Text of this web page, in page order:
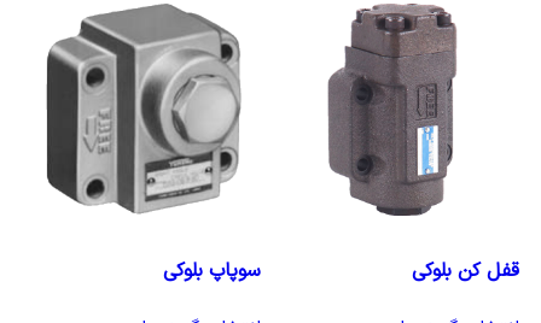
قفل کن بلوکی
سوپاپ بلوکی